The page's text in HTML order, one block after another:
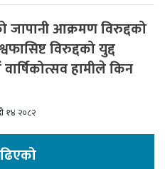
जापानी आक्रमण विरुद्दको
विरुद्दको युद्द
हामीले किन
१४ २०८२